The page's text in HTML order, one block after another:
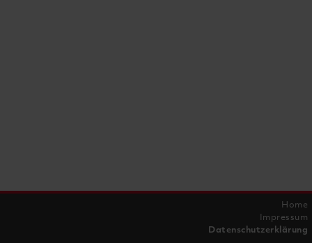
Home
Impressum
Datenschutzerklärung